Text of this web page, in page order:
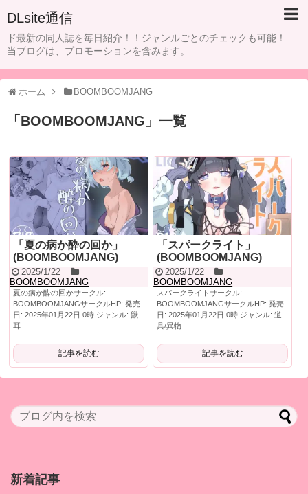
DLsite通信
ド最新の同人誌を毎日紹介！！ジャンルごとのチェックも可能！
当ブログは、プロモーションを含みます。
ホーム BOOMBOOMJANG
「 BOOMBOOMJANG 」 一覧
「夏の病か酔の回か」
(BOOMBOOMJANG)
2025/1/22
BOOMBOOMJANG
夏の病か酔の回かサークル:
BOOMBOOMJANGサークルHP: 発売
日: 2025年01月22日 0時 ジャンル: 獣
耳
記事を読む
「スパークライト」
(BOOMBOOMJANG)
2025/1/22
BOOMBOOMJANG
スパークライトサークル:
BOOMBOOMJANGサークルHP: 発売
日: 2025年01月22日 0時 ジャンル: 道
具/異物
記事を読む
新着記事